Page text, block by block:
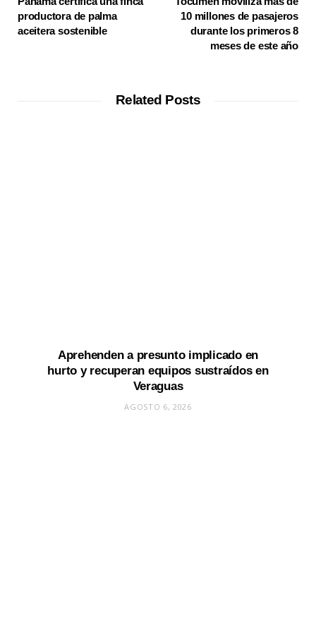
productora de palma
aceitera sostenible
10 millones de pasajeros
durante los primeros 8
meses de este año
Related Posts
Aprehenden a presunto implicado en
hurto y recuperan equipos sustraídos en
Veraguas
AGOSTO 6, 2026